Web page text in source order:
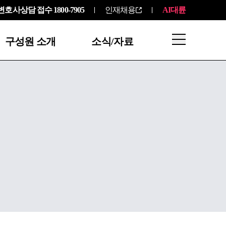
호사상담 접수 1800-7905 인재채용 AI대륜
구성원 소개 소식/자료